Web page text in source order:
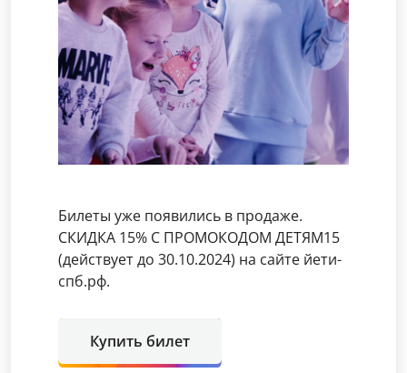
Билеты уже появились в продаже.
СКИДКА 15% С ПРОМОКОДОМ ДЕТЯМ15
(действует до 30.10.2024) на сайте йети-
спб.рф.
Купить билет